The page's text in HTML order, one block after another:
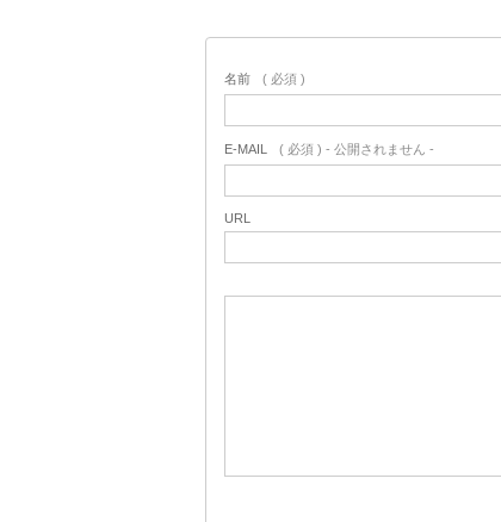
名前 ( 必須 )
E-MAIL ( 必須 ) - 公開されません -
URL